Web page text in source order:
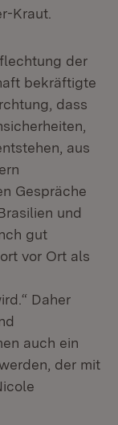
Kraut.
der
bekräftigte
dass
aus
Gespräche
und
gut
vor Ort als
Daher
auch ein
der mit